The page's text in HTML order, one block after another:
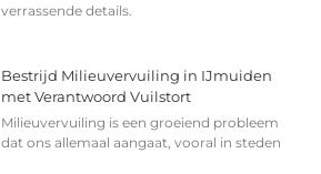
verrassende details.
Bestrijd Milieuvervuiling in IJmuiden
met Verantwoord Vuilstort
Milieuvervuiling is een groeiend probleem
dat ons allemaal aangaat, vooral in steden